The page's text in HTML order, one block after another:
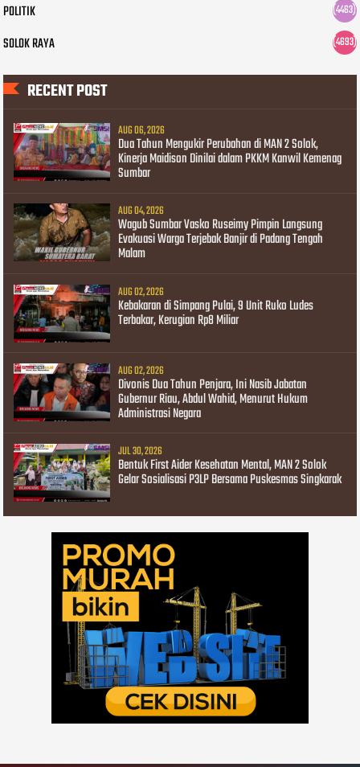
POLITIK (4463)
SOLOK RAYA (4693)
RECENT POST
AUG 06, 2026
Dua Tahun Mengukir Perubahan di MAN 2 Solok,
Kinerja Maidison Dinilai dalam PKKM Kanwil Kemenag
Sumbar
AUG 04, 2026
Wagub Sumbar Vasko Ruseimy Pimpin Langsung
Evakuasi Warga Terjebak Banjir di Padang Tengah
Malam
AUG 02, 2026
Kebakaran di Simpang Pulai, 9 Unit Ruko Ludes
Terbakar, Kerugian Rp8 Miliar
AUG 02, 2026
Divonis Dua Tahun Penjara, Ini Nasib Jabatan
Gubernur Riau, Abdul Wahid, Menurut Hukum
Administrasi Negara
JUL 30, 2026
Bentuk First Aider Kesehatan Mental, MAN 2 Solok
Gelar Sosialisasi P3LP Bersama Puskesmas Singkarak